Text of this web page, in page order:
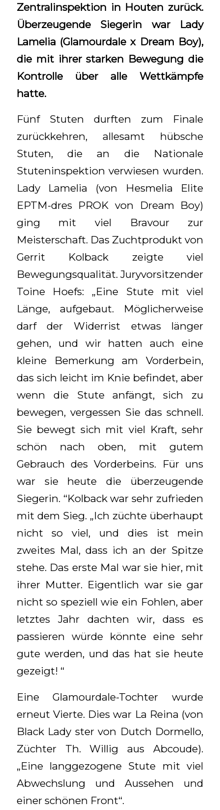
Zentralinspektion in Houten zurück.
Überzeugende Siegerin war Lady
Lamelia (Glamourdale x Dream Boy),
die mit ihrer starken Bewegung die
Kontrolle über alle Wettkämpfe
hatte.
Fünf Stuten durften zum Finale
zurückkehren, allesamt hübsche
Stuten, die an die Nationale
Stuteninspektion verwiesen wurden.
Lady Lamelia (von Hesmelia Elite
EPTM-dres PROK von Dream Boy)
ging mit viel Bravour zur
Meisterschaft. Das Zuchtprodukt von
Gerrit Kolback zeigte viel
Bewegungsqualität. Juryvorsitzender
Toine Hoefs: „Eine Stute mit viel
Länge, aufgebaut. Möglicherweise
darf der Widerrist etwas länger
gehen, und wir hatten auch eine
kleine Bemerkung am Vorderbein,
das sich leicht im Knie befindet, aber
wenn die Stute anfängt, sich zu
bewegen, vergessen Sie das schnell.
Sie bewegt sich mit viel Kraft, sehr
schön nach oben, mit gutem
Gebrauch des Vorderbeins. Für uns
war sie heute die überzeugende
Siegerin. “Kolback war sehr zufrieden
mit dem Sieg. „Ich züchte überhaupt
nicht so viel, und dies ist mein
zweites Mal, dass ich an der Spitze
stehe. Das erste Mal war sie hier, mit
ihrer Mutter. Eigentlich war sie gar
nicht so speziell wie ein Fohlen, aber
letztes Jahr dachten wir, dass es
passieren würde könnte eine sehr
gute werden, und das hat sie heute
gezeigt! “
Eine Glamourdale-Tochter wurde
erneut Vierte. Dies war La Reina (von
Black Lady ster von Dutch Dormello,
Züchter Th. Willig aus Abcoude).
„Eine langgezogene Stute mit viel
Abwechslung und Aussehen und
einer schönen Front“.